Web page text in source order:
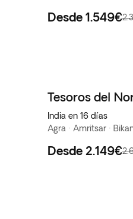
Desde 1.549€
Tesoros del
India en 16 días
Desde 2.149€